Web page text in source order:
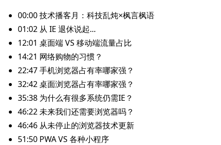
00:00 技术播客月：科技乱炖×枫言枫语
01:02 从 IE 退休说起...
12:01 桌面端 VS 移动端流量占比
14:21 网络购物的习惯？
22:47 手机浏览器占有率哪家强？
32:42 桌面浏览器占有率哪家强？
35:38 为什么有很多系统仍需IE？
46:22 未来我们还需要浏览器吗？
46:46 从未停止的浏览器技术更新
51:50 PWA VS 各种小程序